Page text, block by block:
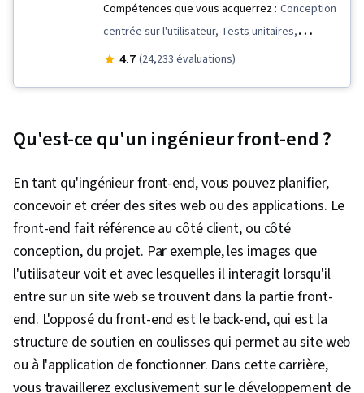
Compétences que vous acquerrez : Conception
centrée sur l'utilisateur, Tests unitaires,
Réutilisation du code, Visualisation des
Outils de développement mobile, Langage de
Facilité d'utilisation, Recherche en design,
Pseudocode, Feuilles de style en cascade
(CSS), Conception de l'expérience utilisateur,
Recherche sur les utilisateurs, JSON, Lignes
directrices sur l'accessibilité du contenu web,
Conception de l'expérience, Bootstrap
(Framework Front-End), Conception de sites
web réactifs, React.js, HTML et CSS, Serveurs
web, Applications Web, Développement Web
4.7 (24,233 évaluations)
Qu'est-ce qu'un ingénieur front-end ?
En tant qu'ingénieur front-end, vous pouvez planifier,
concevoir et créer des sites web ou des applications. Le
front-end fait référence au côté client, ou côté
conception, du projet. Par exemple, les images que
l'utilisateur voit et avec lesquelles il interagit lorsqu'il
entre sur un site web se trouvent dans la partie front-
end. L'opposé du front-end est le back-end, qui est la
structure de soutien en coulisses qui permet au site web
ou à l'application de fonctionner. Dans cette carrière,
vous travaillerez exclusivement sur le développement de